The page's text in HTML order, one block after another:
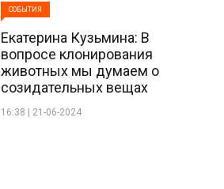
СОБЫТИЯ
Екатерина Кузьмина: В
вопросе клонирования
животных мы думаем о
созидательных вещах
16:38 | 21-06-2024